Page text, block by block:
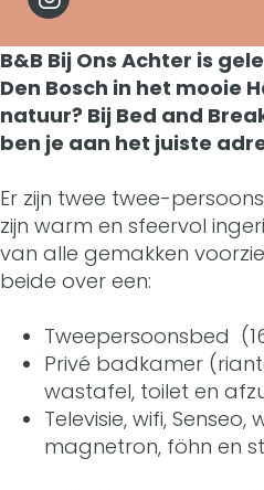
B
B
i
O
n
A
c
h
t
&
B
B
i
j
O
s
A
c
B
&
B
B
i
j
n
s
A
B
&
B
B
i
n
s
A
I
n
s
t
a
g
r
m
B
&
B&B Bij Ons Achter is
Den Bosch in het mooie
natuur? Bij Bed and
ben je aan het juiste
Er zijn twee twee-
zijn warm en sfeervol
van alle gemakken
beide over een:
Tweepersoonsbed
Privé badkamer
wastafel, toilet en
Televisie, wifi,
magnetron, föhn en